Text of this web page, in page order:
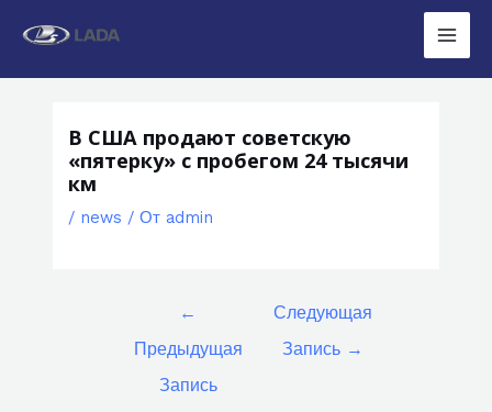
Main
В США продают советскую
«пятерку» с пробегом 24 тысячи
км
/ news / От admin
←
Предыдущая
Запись
Следующая
Запись →